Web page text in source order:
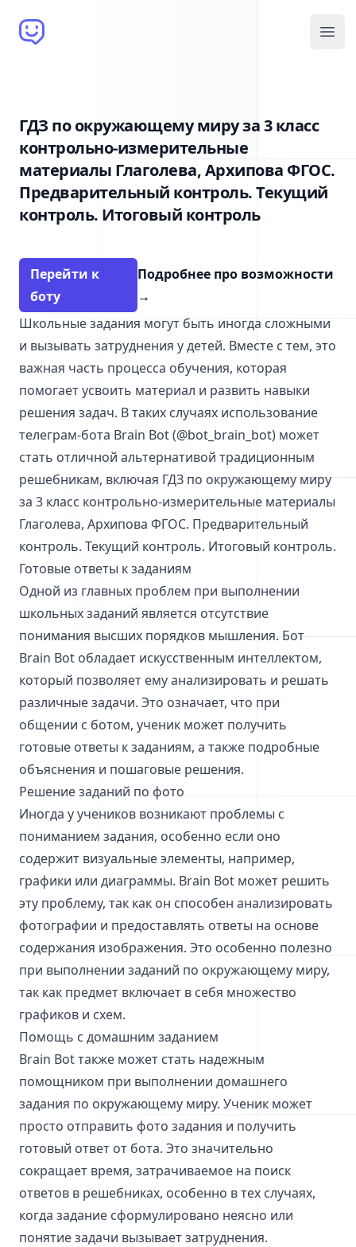
Brain Bot
ГДЗ по окружающему миру за 3 класс
контрольно-измерительные
материалы Глаголева, Архипова ФГОС.
Предварительный контроль. Текущий
контроль. Итоговый контроль
Перейти к
боту
Подробнее про возможности
→
Школьные задания могут быть иногда сложными
и вызывать затруднения у детей. Вместе с тем, это
важная часть процесса обучения, которая
помогает усвоить материал и развить навыки
решения задач. В таких случаях использование
телеграм-бота Brain Bot (@bot_brain_bot) может
стать отличной альтернативой традиционным
решебникам, включая ГДЗ по окружающему миру
за 3 класс контрольно-измерительные материалы
Глаголева, Архипова ФГОС. Предварительный
контроль. Текущий контроль. Итоговый контроль.
Готовые ответы к заданиям
Одной из главных проблем при выполнении
школьных заданий является отсутствие
понимания высших порядков мышления. Бот
Brain Bot обладает искусственным интеллектом,
который позволяет ему анализировать и решать
различные задачи. Это означает, что при
общении с ботом, ученик может получить
готовые ответы к заданиям, а также подробные
объяснения и пошаговые решения.
Решение заданий по фото
Иногда у учеников возникают проблемы с
пониманием задания, особенно если оно
содержит визуальные элементы, например,
графики или диаграммы. Brain Bot может решить
эту проблему, так как он способен анализировать
фотографии и предоставлять ответы на основе
содержания изображения. Это особенно полезно
при выполнении заданий по окружающему миру,
так как предмет включает в себя множество
графиков и схем.
Помощь с домашним заданием
Brain Bot также может стать надежным
помощником при выполнении домашнего
задания по окружающему миру. Ученик может
просто отправить фото задания и получить
готовый ответ от бота. Это значительно
сокращает время, затрачиваемое на поиск
ответов в решебниках, особенно в тех случаях,
когда задание сформулировано неясно или
понятие задачи вызывает затруднения.